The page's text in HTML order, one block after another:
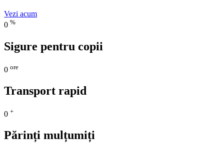
Vezi acum
0 %
Sigure pentru copii
0 ore
Transport rapid
0 +
Părinți mulțumiți